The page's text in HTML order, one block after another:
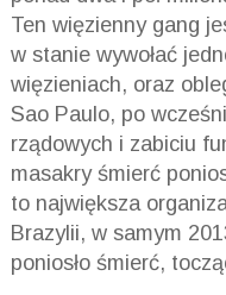
Ten więzienny gang
w stanie wywołać
więzieniach, oraz
Sao Paulo, po
rządowych i zabiciu
masakry śmierć
to największa
Brazylii, w samym
poniosło śmierć,